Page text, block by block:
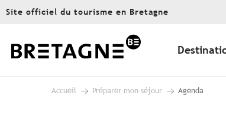
Aller
principal
Site officiel du tourisme en Bretagne
Accueil Préparer mon séjour Agenda